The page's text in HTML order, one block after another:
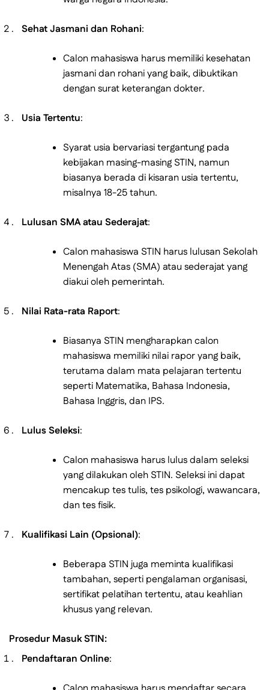
Sehat Jasmani dan Rohani:
Calon mahasiswa harus memiliki kesehatan
jasmani dan rohani yang baik, dibuktikan
dengan surat keterangan dokter.
Usia Tertentu:
Syarat usia bervariasi tergantung pada
kebijakan masing-masing STIN, namun
biasanya berada di kisaran usia tertentu,
misalnya 18-25 tahun.
Lulusan SMA atau Sederajat:
Calon mahasiswa STIN harus lulusan Sekolah
Menengah Atas (SMA) atau sederajat yang
diakui oleh pemerintah.
Nilai Rata-rata Raport:
Biasanya STIN mengharapkan calon
mahasiswa memiliki nilai rapor yang baik,
terutama dalam mata pelajaran tertentu
seperti Matematika, Bahasa Indonesia,
Bahasa Inggris, dan IPS.
Lulus Seleksi:
Calon mahasiswa harus lulus dalam seleksi
yang dilakukan oleh STIN. Seleksi ini dapat
mencakup tes tulis, tes psikologi, wawancara,
dan tes fisik.
Kualifikasi Lain (Opsional):
Beberapa STIN juga meminta kualifikasi
tambahan, seperti pengalaman organisasi,
sertifikat pelatihan tertentu, atau keahlian
khusus yang relevan.
Prosedur Masuk STIN:
Pendaftaran Online: